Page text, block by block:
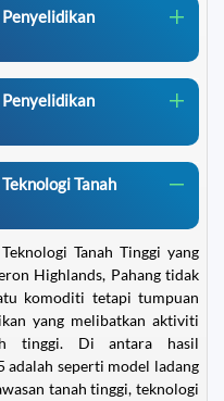
Tanah
Tanah Tinggi yang
Highlands, Pahang tidak
komoditi tetapi tumpuan
yang melibatkan aktiviti
tinggi. Di antara hasil
adalah seperti model ladang
tanah tinggi, teknologi